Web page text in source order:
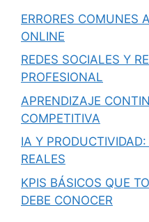
ERRORES COMUNES
ONLINE
REDES SOCIALES Y
PROFESIONAL
APRENDIZAJE
COMPETITIVA
IA Y
REALES
KPIS BÁSICOS QUE
DEBE CONOCER